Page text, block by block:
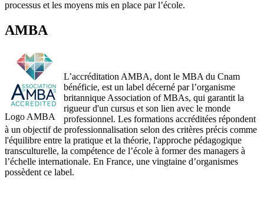
processus et les moyens mis en place par l’école.
AMBA
Logo AMBA
L’accréditation AMBA, dont le MBA du Cnam
bénéficie, est un label décerné par l’organisme
britannique Association of MBAs, qui garantit la
rigueur d'un cursus et son lien avec le monde
professionnel. Les formations accréditées répondent
à un objectif de professionnalisation selon des critères précis comme
l'équilibre entre la pratique et la théorie, l'approche pédagogique
transculturelle, la compétence de l’école à former des managers à
l’échelle internationale. En France, une vingtaine d’organismes
possèdent ce label.